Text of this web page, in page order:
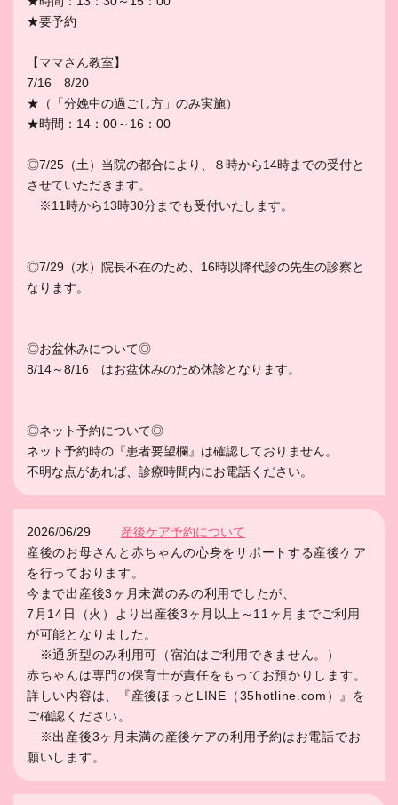
★要予約
【ママさん教室】
7/16 8/20
★（
「分娩中の過ごし方」のみ実施）
★時間：14：00～16：00
◎7/25（土）当院の都合により、８時から14時までの受付と
させていただきます。
※11時から13時30分までも受付いたします。
◎7/29（水）院長不在のため、16時以降代診の先生の診察と
なります。
◎お盆休みについて◎
8/14～8/16 はお盆休みのため休診となります。
◎ネット予約について◎
ネット予約時の『患者要望欄』は確認しておりません。
不明な点があれば、診療時間内にお電話ください。
2026/06/29
産後ケア予約について
産後のお母さんと赤ちゃんの心身をサポートする産後ケア
を行っております。
今まで出産後3ヶ月未満のみの利用でしたが、
7月14日（火）より出産後3ヶ月以上～11ヶ月までご利用
が可能となりました。
※通所型のみ利用可（宿泊はご利用できません。）
赤ちゃんは専門の保育士が責任をもってお預かりします。
詳しい内容は、『産後ほっとLINE（35hotline.com）』を
ご確認ください。
※出産後3ヶ月未満の産後ケアの利用予約はお電話でお
願いします。